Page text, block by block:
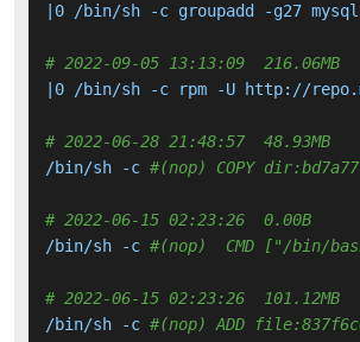
|0 /bin/sh -c groupadd -g27
# 2022-09-05 13:13:09  216.06MB
|0 /bin/sh -c rpm -U http://
# 2022-06-28 21:48:57  48.93MB
/bin/sh -c #(nop) COPY
# 2022-06-15 02:23:26  0.00B
/bin/sh -c #(nop)  CMD ["/bin/
# 2022-06-15 02:23:26  101.12MB
/bin/sh -c #(nop) ADD